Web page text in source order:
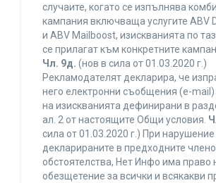
случаите, когато се изпълнява
кампания включваща услугите ABV
и ABV Mailboost, изискванията по
се прилагат към конкретните
Чл. 9д. (нов в сила от 01.03.2020 г.)
Рекламодателят декларира, че
него електронни съобщения (e-mail)
на изискванията дефинирани в
ал. 2 от настоящите Общи условия.
сила от 01.03.2020 г.) При
декларираните в предходните
обстоятелства, Нет Инфо има право
обезщетение за всички и всякакви